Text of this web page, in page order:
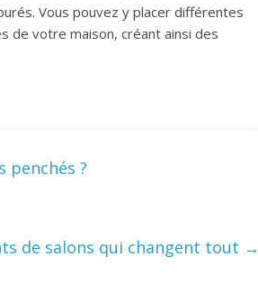
Vous pouvez y placer différentes
de votre maison, créant ainsi des
penchés ?
de salons qui changent tout →